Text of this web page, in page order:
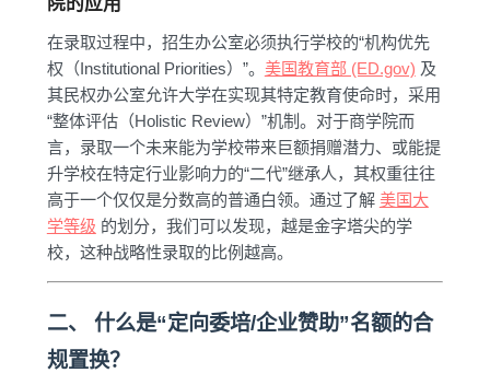
在录取过程中，招生办公室必须执行学校的“机构优先
权（Institutional Priorities）”。 美国教育部 (ED.gov) 及
其民权办公室允许大学在实现其特定教育使命时，采用
“整体评估（Holistic Review）”机制。对于商学院而
言，录取一个未来能为学校带来巨额捐赠潜力、或能提
升学校在特定行业影响力的“二代”继承人，其权重往往
高于一个仅仅是分数高的普通白领。通过了解 美国大
学等级 的划分，我们可以发现，越是金字塔尖的学
校，这种战略性录取的比例越高。
二、 什么是“定向委培/企业赞助”名额的合
规置换？